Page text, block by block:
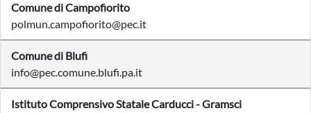
Comune di Campofiorito
polmun.campofiorito@pec.it
Comune di Blufi
info@pec.comune.blufi.pa.it
Istituto Comprensivo Statale Carducci - Gramsci